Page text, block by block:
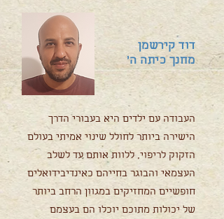
דוד קירשמן
מחנך כיתה ה׳
העבודה עם ילדים היא בעבורי הדרך
הישירה ביותר לחולל שינוי אמיתי בעולם
הזקוק לריפוי, ללוות אותם עד לשלב
העצמאי והבוגר בחייהם כאינדיבידואלים
חופשיים המחזיקים במגוון הרחב ביותר
של יכולות מתוכם יוכלו הם בעצמם